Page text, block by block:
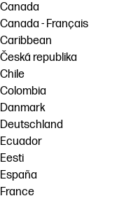
Canada
Canada - Français
Caribbean
Česká republika
Chile
Colombia
Danmark
Deutschland
Ecuador
Eesti
España
France